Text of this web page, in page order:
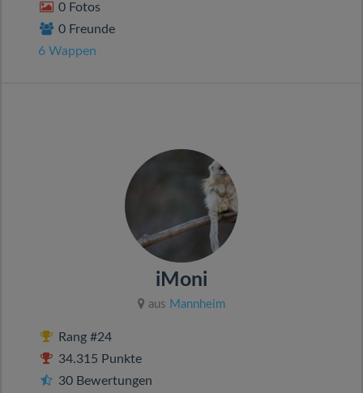
0 Fotos
0 Freunde
6 Wappen
iMoni
aus Mannheim
Rang #24
34.315 Punkte
30 Bewertungen